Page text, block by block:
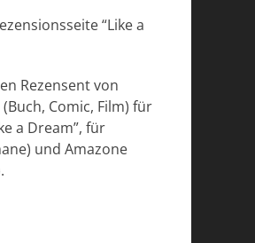
“Like a
Rezensent von
Comic, Film) für
a Dream”, für
und Amazone